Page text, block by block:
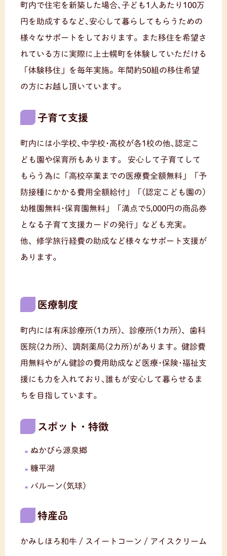
町内で住宅を新築した場合､子ども1人あたり100万
円を助成するなど､安心して暮らしてもらうための
様々なサポートをしております。また移住を希望さ
れている方に実際に上士幌町を体験していただける
「体験移住」を毎年実施。年間約50組の移住希望
の方にお越し頂いています。
子育て支援
町内には小学校､中学校･高校が各1校の他､認定こ
ども園や保育所もあります。
安心して子育てして
もらう為に「高校卒業までの医療費全額無料」「予
防接種にかかる費用全額給付」「(認定こども園の)
幼稚園無料･保育園無料」「満点で5,000円の商品券
となる子育て支援カードの発行」なども充実。
他、修学旅行経費の助成など様々なサポート支援が
あります。
医療制度
町内には有床診療所(1カ所)、診療所(1カ所)、歯科
医院(2カ所)、調剤薬局(2カ所)があります。健診費
用無料やがん健診の費用助成など医療･保険･福祉支
援にも力を入れており､誰もが安心して暮らせるま
ちを目指しています。
スポット・特徴
ぬかびら源泉郷
糠平湖
バルーン(気球)
特産品
かみしほろ和牛 / スイートコーン / アイスクリーム